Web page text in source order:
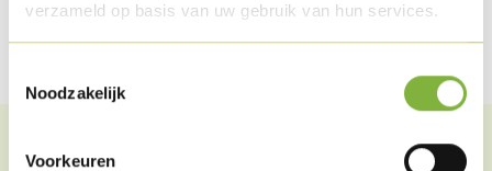
verzameld op basis van uw gebruik van hun services.
Noodzakelijk
Voorkeuren